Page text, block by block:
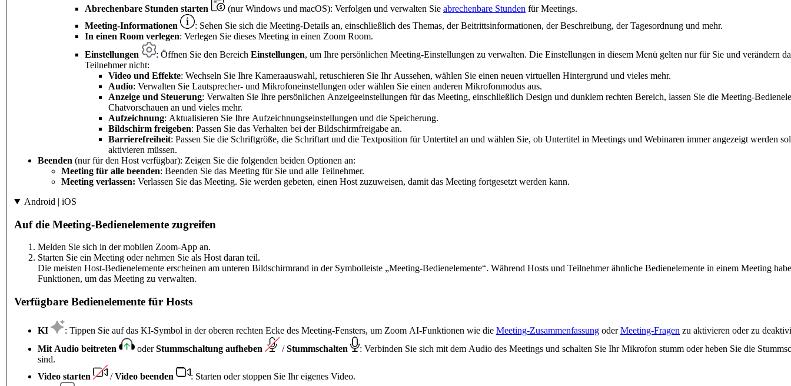
Abrechenbare Stunden starten
(nur Windows und macOS): Verfolgen und verwalten Sie abrechenbare Stunden für Meetings.
Meeting-Informationen
: Sehen Sie sich die Meeting-Details an, einschließlich des Themas, der Beitrittsinformationen, der Beschreibung, der Tagesordnung und mehr.
In einen Room verlegen: Verlegen Sie dieses Meeting in einen Zoom Room.
Einstellungen
: Öffnen Sie den Bereich Einstellungen, um Ihre persönlichen Meeting-Einstellungen zu verwalten. Die Einstellungen in diesem Menü gelten nur für Sie und verändern
Teilnehmer nicht:
Video und Effekte: Wechseln Sie Ihre Kameraauswahl, retuschieren Sie Ihr Aussehen, wählen Sie einen neuen virtuellen Hintergrund und vieles mehr.
Audio: Verwalten Sie Lautsprecher- und Mikrofoneinstellungen oder wählen Sie einen anderen Mikrofonmodus aus.
Anzeige und Steuerung: Verwalten Sie Ihre persönlichen Anzeigeeinstellungen für das Meeting, einschließlich Design und dunklem rechten Bereich, lassen Sie die Meeting-
Chatvorschauen an und vieles mehr.
Aufzeichnung: Aktualisieren Sie Ihre Aufzeichnungseinstellungen und die Speicherung.
Bildschirm freigeben: Passen Sie das Verhalten bei der Bildschirmfreigabe an.
Barrierefreiheit: Passen Sie die Schriftgröße, die Schriftart und die Textposition für Untertitel an und wählen Sie, ob Untertitel in Meetings und Webinaren immer angezeigt werden
aktivieren müssen.
Beenden (nur für den Host verfügbar): Zeigen Sie die folgenden beiden Optionen an:
Meeting für alle beenden: Beenden Sie das Meeting für Sie und alle Teilnehmer.
Meeting verlassen: Verlassen Sie das Meeting. Sie werden gebeten, einen Host zuzuweisen, damit das Meeting fortgesetzt werden kann.
Android | iOS
Auf die Meeting-Bedienelemente zugreifen
Melden Sie sich in der mobilen Zoom-App an.
Starten Sie ein Meeting oder nehmen Sie als Host daran teil.
Die meisten Host-Bedienelemente erscheinen am unteren Bildschirmrand in der Symbolleiste „Meeting-Bedienelemente“. Während Hosts und Teilnehmer ähnliche Bedienelemente in einem Meeting
Funktionen, um das Meeting zu verwalten.
Verfügbare Bedienelemente für Hosts
KI : Tippen Sie auf das KI-Symbol in der oberen rechten Ecke des Meeting-Fensters, um Zoom AI-Funktionen wie die Meeting-Zusammenfassung oderMeeting-Fragen zu aktivieren oder zu
Mit Audio beitreten
oderStummschaltung aufheben /Stummschalten
: Verbinden Sie sich mit dem Audio des Meetings und schalten Sie Ihr Mikrofon stumm oder heben Sie die
sind.
Video starten
/Video beenden
: Starten oder stoppen Sie Ihr eigenes Video.